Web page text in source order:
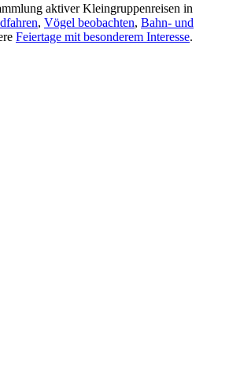
aktiver Kleingruppenreisen in
, Vögel beobachten, Bahn- und
Feiertage mit besonderem Interesse.